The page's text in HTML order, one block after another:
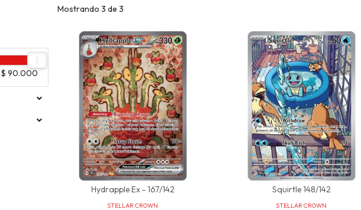
$ 90.000
Mostrando 3 de 3
Hydrapple Ex - 167/142
STELLAR CROWN
Squirtle 148/142
STELLAR CROWN